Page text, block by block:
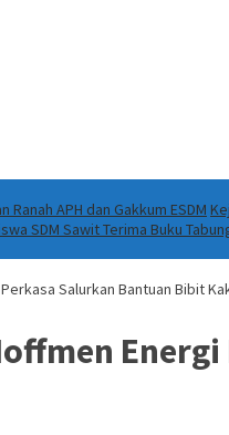
APH dan Gakkum ESDM
SDM Sawit Terima Buku
Salurkan Bantuan Bibit